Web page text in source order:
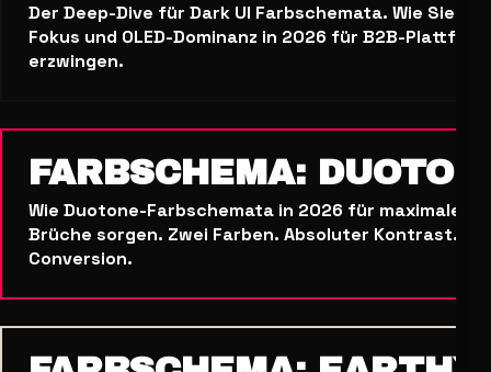
Der Deep-Dive für Dark UI Farbschemata. Wie Sie
Fokus und OLED-Dominanz in 2026 für B2B-
erzwingen.
FARBSCHEMA:
Wie Duotone-Farbschemata in 2026 für maximale
Brüche sorgen. Zwei Farben. Absoluter Kontrast.
Conversion.